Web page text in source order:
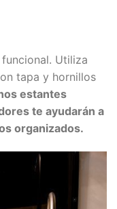
Utiliza
tapa y hornillos
estantes
te ayudarán a
organizados.